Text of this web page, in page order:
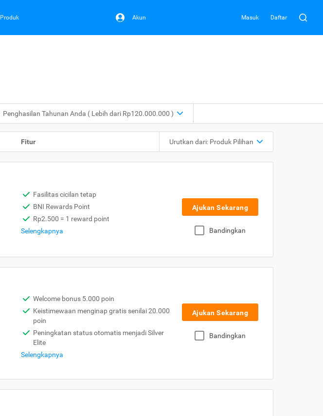
Produk Akun Masuk Daftar
Penghasilan Tahunan Anda ( Lebih dari Rp120.000.000 )
Fitur Urutkan dari: Produk Pilihan
Fasilitas cicilan tetap
BNI Rewards Point
Rp2.500 = 1 reward point
Selengkapnya
Ajukan Sekarang
Bandingkan
Welcome bonus 5.000 poin
Keistimewaan menginap gratis senilai 20.000
poin
Peningkatan status otomatis menjadi Silver
Elite
Selengkapnya
Ajukan Sekarang
Bandingkan